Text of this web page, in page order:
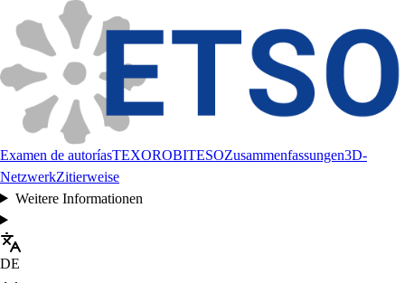
Examen de autoríasTEXOROBITESOZusammenfassungen3D-
NetzwerkZitierweise
Weitere Informationen
DE